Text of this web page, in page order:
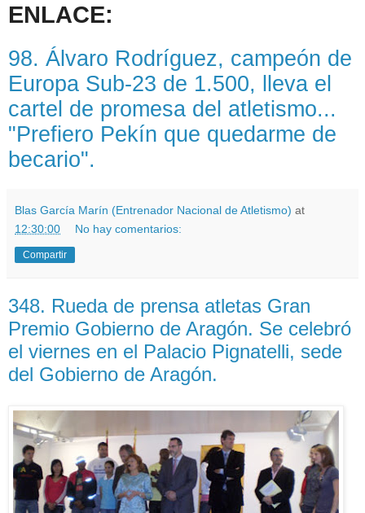
ENLACE:
98. Álvaro Rodríguez, campeón de
Europa Sub-23 de 1.500, lleva el
cartel de promesa del atletismo...
"Prefiero Pekín que quedarme de
becario".
Blas García Marín (Entrenador Nacional de Atletismo) at
12:30:00
No hay comentarios:
Compartir
348. Rueda de prensa atletas Gran
Premio Gobierno de Aragón. Se celebró
el viernes en el Palacio Pignatelli, sede
del Gobierno de Aragón.